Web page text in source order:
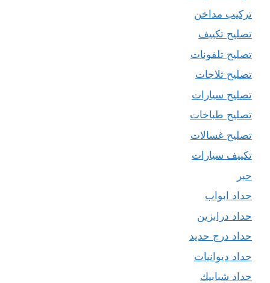
تركيب مداخن
تصليح تكييف
تصليح تلفونات
تصليح ثلاجات
تصليح سيارات
تصليح طباخات
تصليح غسالات
تكييف سيارات
حبر
حداد ابواب
حداد درابزين
حداد درج حديد
حداد ديوانيات
حداد شبابيك